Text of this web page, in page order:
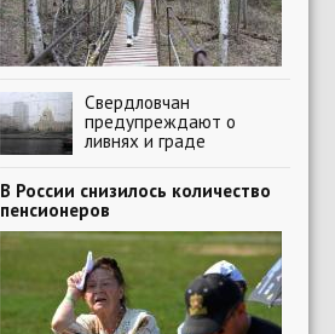
Свердловчан
предупреждают о
ливнях и граде
В России снизилось количество
пенсионеров